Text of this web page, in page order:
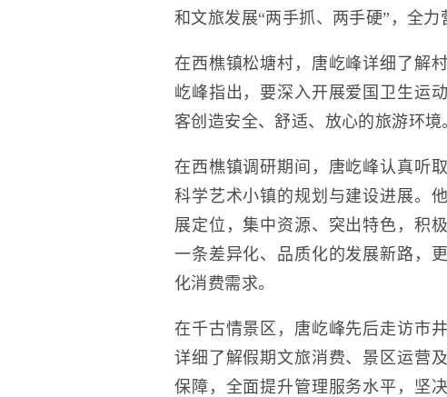
和文旅发展“两手抓、两手硬”，全
在西樵镇松塘村，唐屹峰详细了解
屹峰指出，要深入开展爱国卫生运
客创造安全、舒适、放心的旅游环境
在西樵镇调研期间，唐屹峰认真听
科学艺术小镇的规划与建设进展。
展定位，集中资源、突出特色，积
一条差异化、品质化的发展新路，
化消费需求。
在千古情景区，唐屹峰先后走访市
详细了解假期文旅消费、景区运营
保障，全面提升管理服务水平，坚